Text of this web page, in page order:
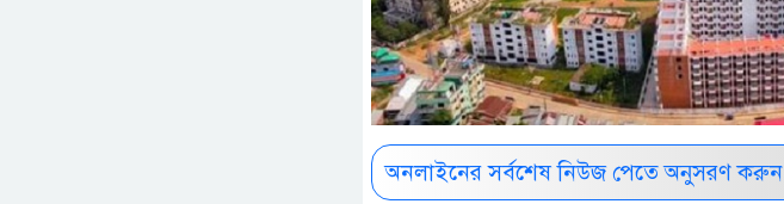
অনলাইনের সর্বশেষ নিউজ পেতে অনুসরণ করুন